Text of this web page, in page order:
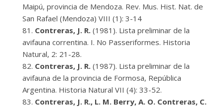
Maipú, provincia de Mendoza. Rev. Mus. Hist. Nat. de
San Rafael (Mendoza) VIII (1): 3-14
Contreras, J. R. (1981). Lista preliminar de la
avifauna correntina. I. No Passeriformes. Historia
Natural, 2: 21-28.
Contreras, J. R. (1987). Lista preliminar de la
avifauna de la provincia de Formosa, República
Argentina. Historia Natural VII (4): 33-52.
Contreras, J. R., L. M. Berry, A. O. Contreras, C.